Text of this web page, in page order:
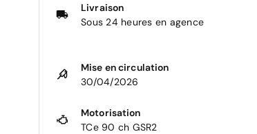
Livraison
Sous 24 heures en agence
Mise en circulation
30/04/2026
Motorisation
TCe 90 ch GSR2